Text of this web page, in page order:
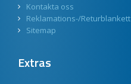
Kontakta oss
Reklamations-/Returblankett
Sitemap
Extras